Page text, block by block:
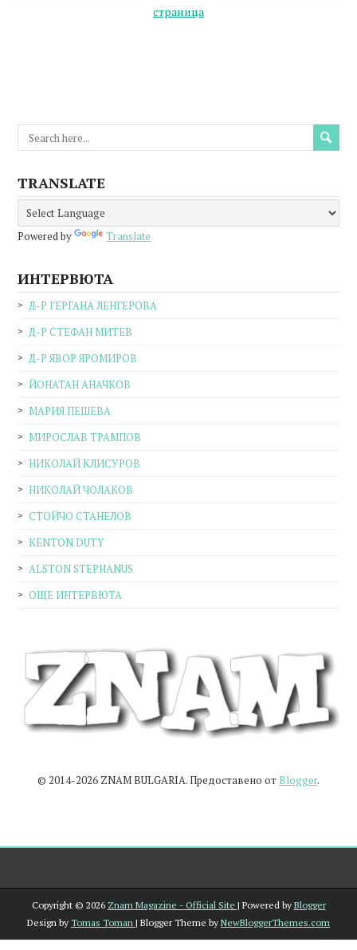
страница
TRANSLATE
Powered by Translate
ИНТЕРВЮТА
Д-Р ГЕРГАНА ЛЕНГЕРОВА
Д-Р СТЕФАН МИТЕВ
Д-Р ЯВОР ЯРОМИРОВ
ЙОНАТАН АНАЧКОВ
МАРИЯ ПЕШЕВА
МИРОСЛАВ ТРАМПОВ
НИКОЛАЙ КЛИСУРОВ
НИКОЛАЙ ЧОЛАКОВ
СТОЙЧО СТАНЕЛОВ
KENTON DUTY
ALSTON STEPHANUS
ОЩЕ ИНТЕРВЮТА
© 2014-2026 ZNAM BULGARIA. Предоставено от Blogger.
Copyright © 2026 Znam Magazine - Official Site | Powered by Blogger
Design by Tomas Toman | Blogger Theme by NewBloggerThemes.com